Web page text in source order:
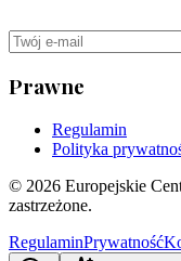
Prawne
Regulamin
Polityka
© 2026 Europejskie
zastrzeżone.
RegulaminPrywatność